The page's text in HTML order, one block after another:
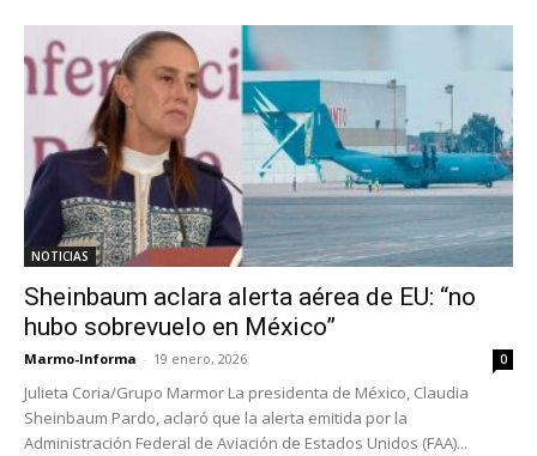
NOTICIAS
Sheinbaum aclara alerta aérea de EU: “no
hubo sobrevuelo en México”
Marmo-Informa - 19 enero, 2026 0
Julieta Coria/Grupo Marmor La presidenta de México, Claudia
Sheinbaum Pardo, aclaró que la alerta emitida por la
Administración Federal de Aviación de Estados Unidos (FAA)...